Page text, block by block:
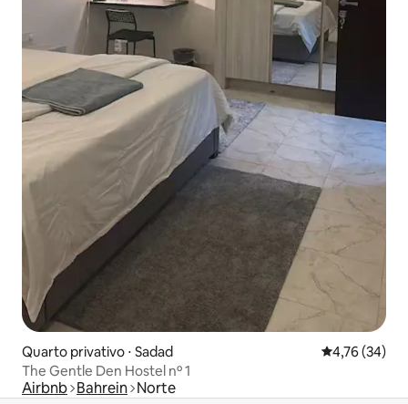
Quarto privativo ⋅ Sadad 4,76 de uma
4,76 (34)
The Gentle Den Hostel nº 1
Airbnb Bahrein Norte